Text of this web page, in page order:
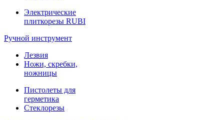
Электрические
плиткорезы RUBI
Ручной инструмент
Лезвия
Ножи, скребки,
ножницы
Пистолеты для
герметика
Стеклорезы